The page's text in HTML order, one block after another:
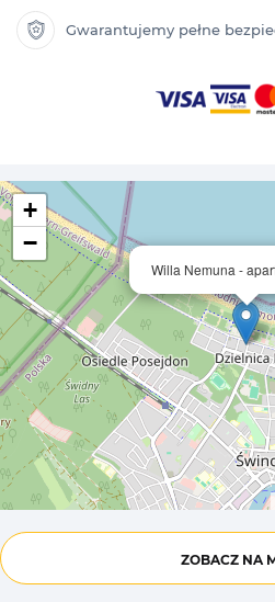
Gwarantujemy pełne
Willa Nemuna -
+
−
ZOBACZ NA